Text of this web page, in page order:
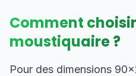
Comment
moustiquaire ?
Pour des dimensions